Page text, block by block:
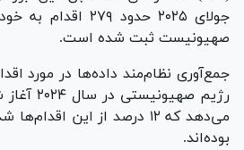
جولای ۲۰۲۵ حدود
صهیونیست ثبت شده است.
جمع‌آوری نظام‌مند داده‌ها در مورد
رژیم
بوده‌اند.